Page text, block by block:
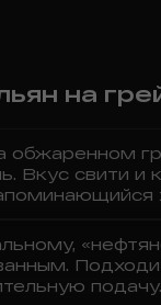
на
обжаренном
Вкус свити и
подачу.